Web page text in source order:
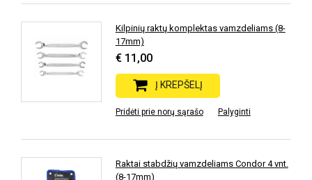
Kilpinių raktų komplektas vamzdeliams (8-
17mm)
€ 11,00
Į KREPŠELĮ
Pridėti prie norų sąrašo Palyginti
Raktai stabdžių vamzdeliams Condor 4 vnt.
(8-17mm)